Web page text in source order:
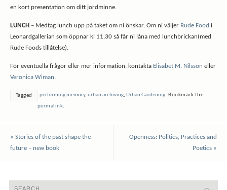
en kort presentation om ditt jordminne.
LUNCH – Medtag lunch upp på taket om ni önskar. Om ni väljer Rude Food i
Leonardgallerian som öppnar kl 11.30 så får ni låna med lunchbrickan(med
Rude Foods tillåtelse).
För eventuella frågor eller mer information, kontakta Elisabet M. Nilsson eller
Veronica Wiman.
Tagged performing memory, urban archiving, Urban Gardening. Bookmark the
permalink.
« Stories of the past shape the
future – new book
Openness: Politics, Practices and
Poetics »